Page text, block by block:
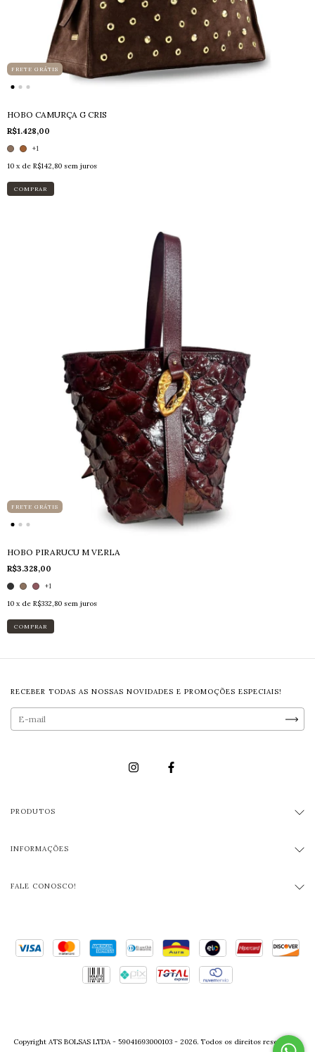
FRETE GRÁTIS
HOBO CAMURÇA G CRIS
R$1.428,00
+1
10 x de R$142,80 sem juros
COMPRAR
FRETE GRÁTIS
HOBO PIRARUCU M VERLA
R$3.328,00
+1
10 x de R$332,80 sem juros
COMPRAR
RECEBER TODAS AS NOSSAS NOVIDADES E PROMOÇÕES ESPECIAIS!
PRODUTOS
INFORMAÇÕES
FALE CONOSCO!
Copyright ATS BOLSAS LTDA - 59041693000103 - 2026. Todos os direitos reservados.